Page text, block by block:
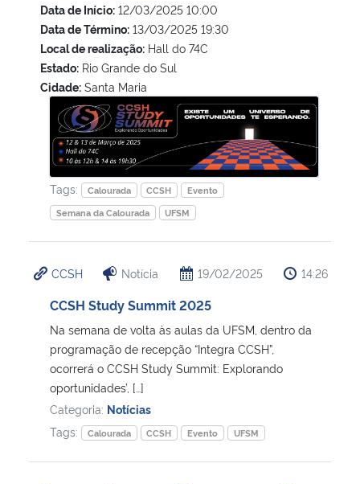
Data de Início: 12/03/2025 10:00
Data de Término: 13/03/2025 19:30
Local de realização: Hall do 74C
Estado: Rio Grande do Sul
Cidade: Santa Maria
CCSH Study Summit
Tags: Calourada CCSH
Evento
Semana da Calourada
UFSM
CCSH Notícia 19/02/2025 14:26
CCSH Study Summit 2025
Na semana de volta às aulas da UFSM, dentro da
programação de recepção “Integra CCSH”,
ocorrerá o CCSH Study Summit: Explorando
oportunidades’, […]
Categoria: Notícias
Tags:
Calourada CCSH Evento UFSM